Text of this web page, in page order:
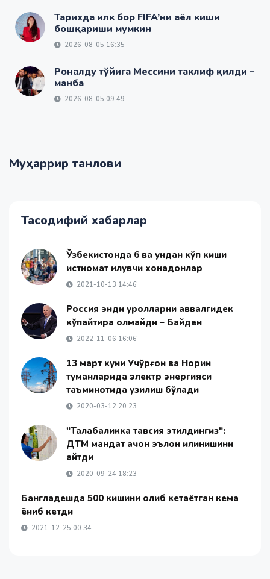
Тарихда илк бор FIFA’ни аёл киши
бошқариши мумкин
2026-08-05 16:35
Роналду тўйига Мессини таклиф қилди –
манба
2026-08-05 09:49
Муҳаррир танлови
Тасодифий хабарлар
Ўзбекистонда 6 ва ундан кўп киши
истиқомат қилувчи хонадонлар
2021-10-13 14:46
Россия энди қуролларни аввалгидек
кўпайтира олмайди – Байден
2022-11-06 16:06
13 март куни Учқўрғон ва Норин
туманларида электр энергияси
таъминотида узилиш бўлади
2020-03-12 20:23
"Талабаликка тавсия этилдингиз":
ДТМ мандат қачон эълон қилинишини
айтди
2020-09-24 18:23
Бангладешда 500 кишини олиб кетаётган кема
ёниб кетди
2021-12-25 00:34